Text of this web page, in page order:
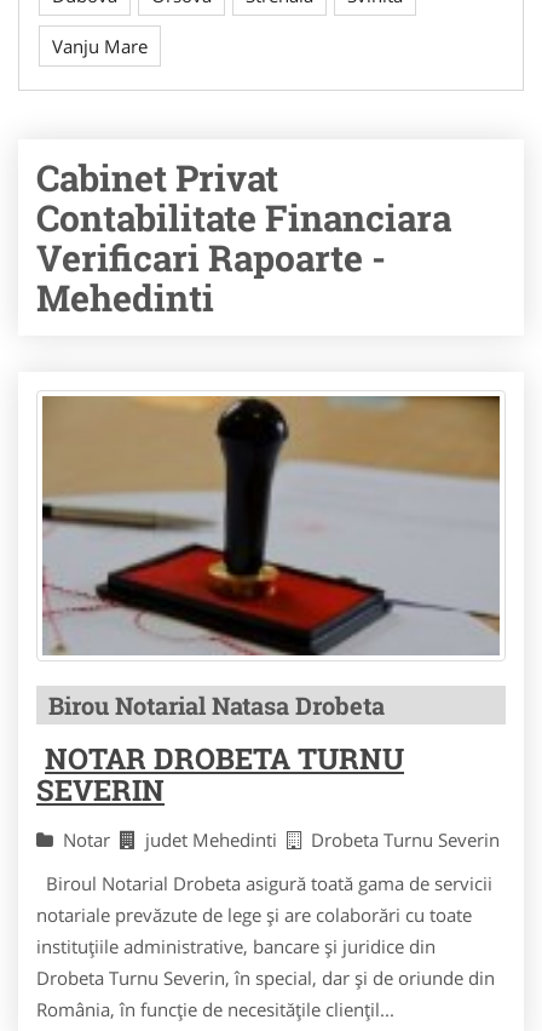
Vanju Mare
Cabinet Privat
Contabilitate Financiara
Verificari Rapoarte -
Mehedinti
Birou Notarial Natasa Drobeta
NOTAR DROBETA TURNU
SEVERIN
Notar judet Mehedinti
Drobeta Turnu Severin
Biroul Notarial Drobeta asigură toată gama de servicii
notariale prevăzute de lege și are colaborări cu toate
instituțiile administrative, bancare și juridice din
Drobeta Turnu Severin, în special, dar și de oriunde din
România, în funcție de necesitățile cliențil...